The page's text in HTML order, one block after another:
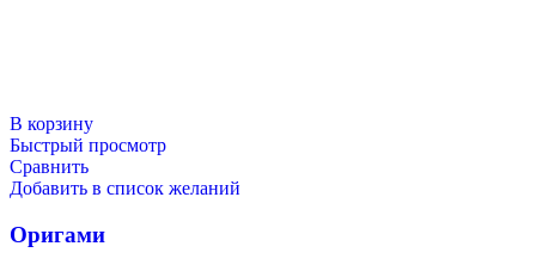
В корзину
Быстрый просмотр
Сравнить
Добавить в список желаний
Оригами